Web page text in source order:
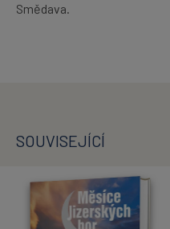
Smědava.
SOUVISEJÍCÍ